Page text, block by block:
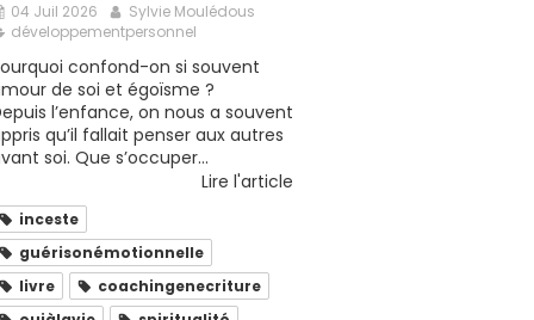
04 Juil 2026
Sylvie Moulédous
développementpersonnel
confond-on si souvent
de soi et égoïsme ?
l’enfance, on nous a souvent
qu’il fallait penser aux autres
soi. Que s’occuper...
Lire l'article
inceste
guérisonémotionnelle
livre
coachingenecriture